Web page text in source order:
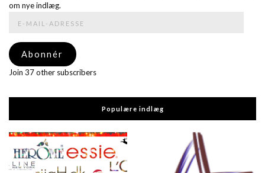
om nye indlæg.
adresse
Abonnér
Join 37 other subscribers
Populære indlæg